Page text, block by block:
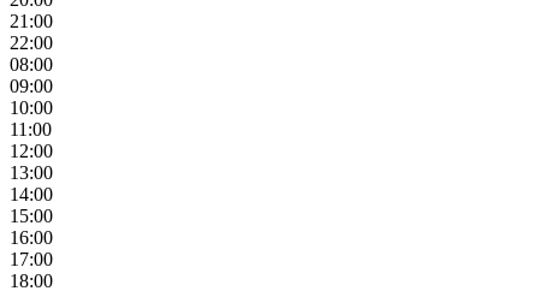
21:00
22:00
08:00
09:00
10:00
11:00
12:00
13:00
14:00
15:00
16:00
17:00
18:00